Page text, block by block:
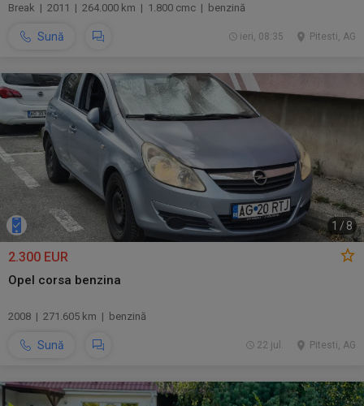
Break | 2011 | 264.000 km | 1.800 cmc | benzină
Sună Pitesti, AG
ieri, 08:35
1 / 8
2.300 EUR
Opel corsa benzina
2008 | 271.605 km | benzină
Sună Pitesti, AG
22 jul.